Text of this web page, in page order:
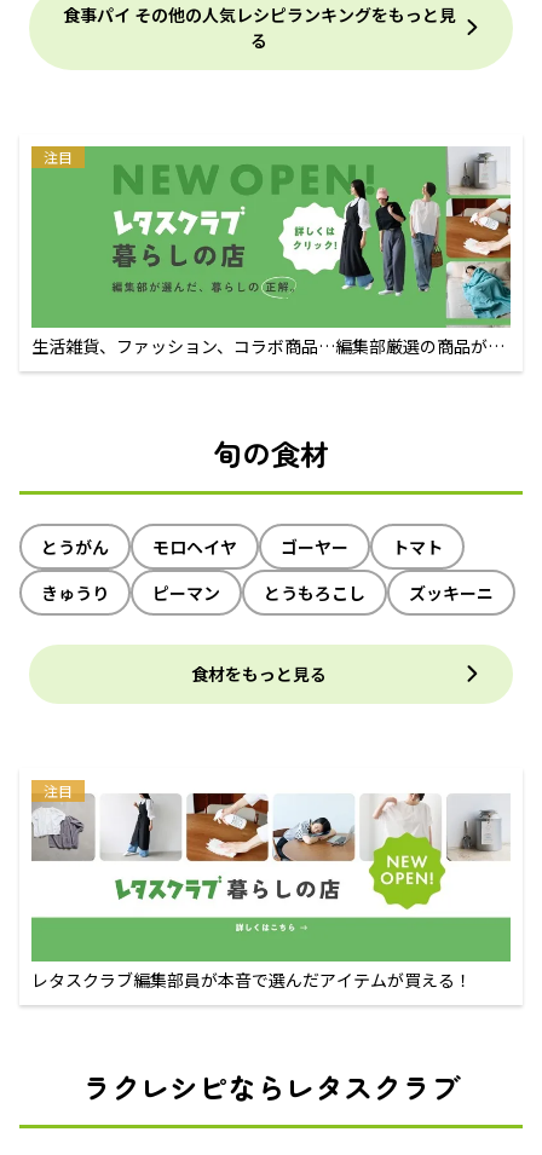
食事パイ その他の人気レシピランキングをもっと見
る
注目
生活雑貨、ファッション、コラボ商品…編集部厳選の商品が買
えるECサイト
旬の食材
とうがん モロヘイヤ ゴーヤー
トマト
きゅうり
ピーマン とうもろこし ズッキーニ
食材をもっと見る
注目
レタスクラブ編集部員が本音で選んだアイテムが買える！
ラクレシピならレタスクラブ